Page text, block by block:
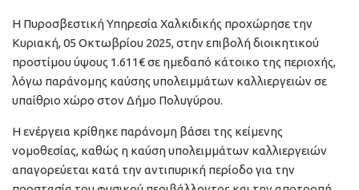
Η Πυροσβεστική Υπηρεσία Χαλκιδικής προχώρησε την
Κυριακή, 05 Οκτωβρίου 2025, στην επιβολή διοικητικού
προστίμου ύψους 1.611€ σε ημεδαπό κάτοικο της περιοχής,
λόγω παράνομης καύσης υπολειμμάτων καλλιεργειών σε
υπαίθριο χώρο στον Δήμο Πολυγύρου.
Η ενέργεια κρίθηκε παράνομη βάσει της κείμενης
νομοθεσίας, καθώς η καύση υπολειμμάτων καλλιεργειών
απαγορεύεται κατά την αντιπυρική περίοδο για την